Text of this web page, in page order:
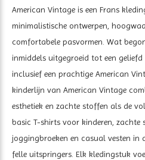
American Vintage is een Frans
minimalistische ontwerpen,
comfortabele pasvormen. Wat
inmiddels uitgegroeid tot een
inclusief een prachtige American
kinderlijn van American Vintage
esthetiek en zachte stoffen als de
basic T-shirts voor kinderen, zachte
joggingbroeken en casual vesten in
felle uitspringers. Elk kledingstuk